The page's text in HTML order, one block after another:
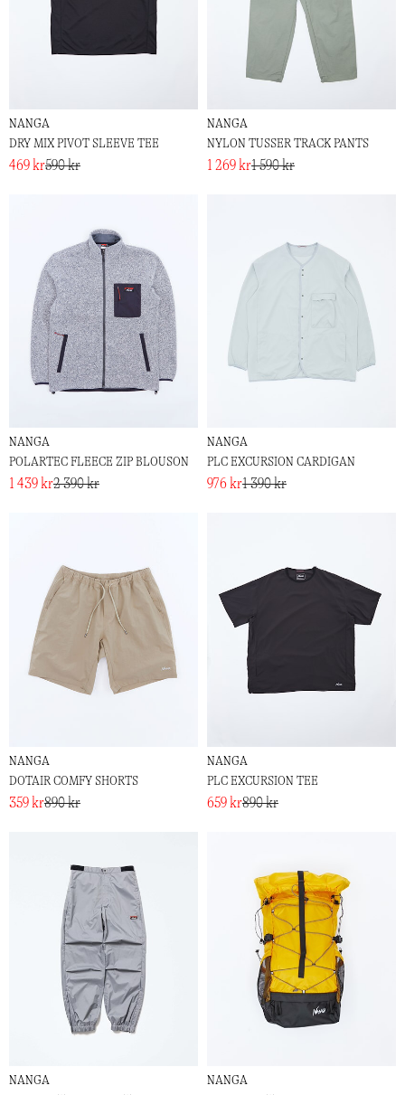
NANGA
DRY MIX PIVOT SLEEVE TEE
469 kr590 kr
NANGA
NYLON TUSSER TRACK PANTS
1 269 kr1 590 kr
NANGA
POLARTEC FLEECE ZIP BLOUSON
1 439 kr2 390 kr
NANGA
PLC EXCURSION CARDIGAN
976 kr1 390 kr
NANGA
DOTAIR COMFY SHORTS
359 kr890 kr
NANGA
PLC EXCURSION TEE
659 kr890 kr
NANGA
NANGA